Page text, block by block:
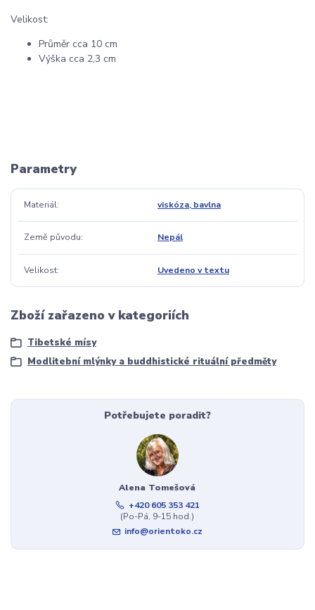
Velikost:
Průměr cca 10 cm
Výška cca 2,3 cm
Parametry
Materiál viskóza, bavlna
Země původu Nepál
Velikost Uvedeno v textu
Zboží zařazeno v kategoriích
Tibetské mísy
Modlitební mlýnky a buddhistické rituální předměty
Potřebujete poradit?
Alena Tomešová
+420 605 353 421
(Po-Pá, 9-15 hod.)
info@orientoko.cz